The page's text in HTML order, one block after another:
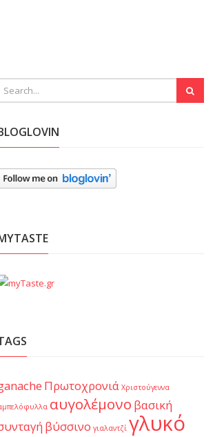
Πρωτοχρονιά Χριστούγεννα
αυγολέμονο βασική
βύσσινο γιαλαντζί γλυκό